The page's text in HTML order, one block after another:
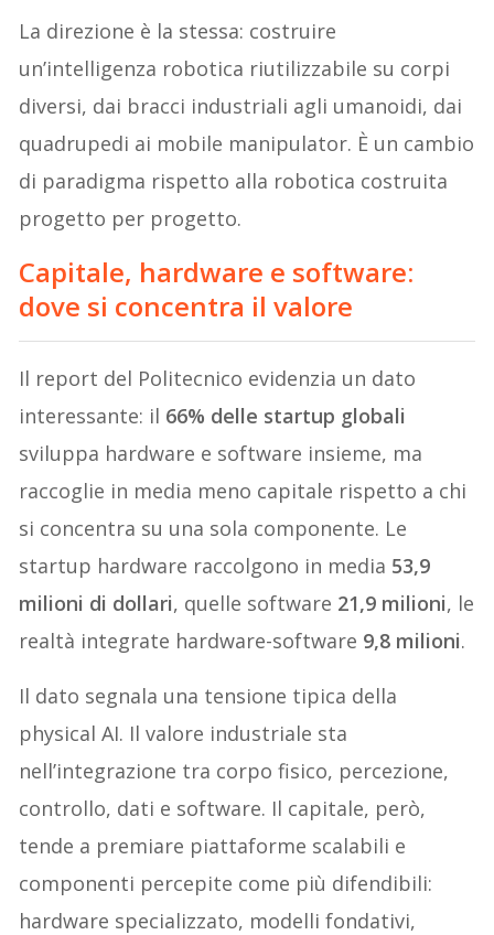
La direzione è la stessa: costruire
un’intelligenza robotica riutilizzabile su corpi
diversi, dai bracci industriali agli umanoidi, dai
quadrupedi ai mobile manipulator. È un cambio
di paradigma rispetto alla robotica costruita
progetto per progetto.
Capitale, hardware e software:
dove si concentra il valore
Il report del Politecnico evidenzia un dato
interessante: il 66% delle startup globali
sviluppa hardware e software insieme, ma
raccoglie in media meno capitale rispetto a chi
si concentra su una sola componente. Le
startup hardware raccolgono in media 53,9
milioni di dollari, quelle software 21,9 milioni, le
realtà integrate hardware-software 9,8 milioni.
Il dato segnala una tensione tipica della
physical AI. Il valore industriale sta
nell’integrazione tra corpo fisico, percezione,
controllo, dati e software. Il capitale, però,
tende a premiare piattaforme scalabili e
componenti percepite come più difendibili:
hardware specializzato, modelli fondativi,